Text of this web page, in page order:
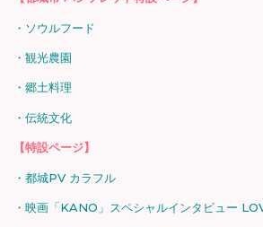
ソウルフード
観光農園
郷土料理
伝統文化
【特設ページ】
都城PV カラフル
映画「KANO」スペシャルインタビュー